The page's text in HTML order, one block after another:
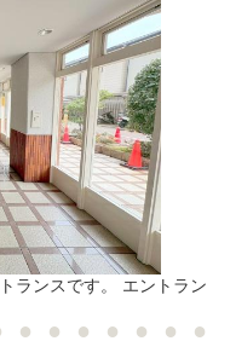
ランスです。 エントラン